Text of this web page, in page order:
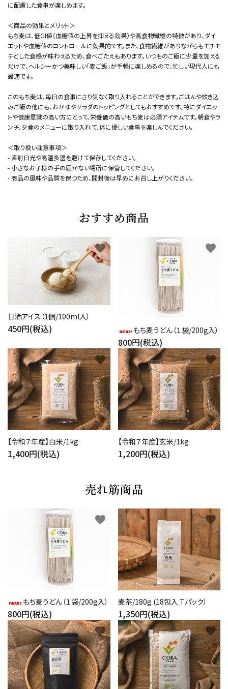
に配慮した食事が楽しめます。
＜商品の効果とメリット＞
もち麦は、低GI値（血糖値の上昇を抑える効果）や高食物繊維の特徴があり、ダイ
エットや血糖値のコントロールに効果的です。また、食物繊維がありながらもモチモ
チとした食感が味わえるため、食べごたえもあります。いつものご飯に少量を加える
だけで、ヘルシーかつ美味しい「麦ご飯」が手軽に楽しめるので、忙しい現代人にも
最適です。
このもち麦は、毎日の食事にさり気なく取り入れることができます。ごはんや炊き込
みご飯の他にも、おかゆやサラダのトッピングとしてもおすすめです。特にダイエッ
トや健康意識の高い方にとって、栄養価の高いもち麦は必須アイテムです。朝食やラ
ンチ、夕食のメニューに取り入れて、体に優しい食事を楽しんでください。
＜取り扱い注意事項＞
- 直射日光や高温多湿を避けて保存してください。
- 小さなお子様の手の届かない場所に保管してください。
- 商品の風味や品質を保つため、開封後は早めにお召し上がりください。
おすすめ商品
甘酒アイス（1個/100ml入）
450円(税込)
favorite
もち麦うどん（１袋/200g入）
800円(税込)
favorite
【令和７年産】白米/1kg
1,400円(税込)
favorite
【令和７年産】玄米/1kg
1,200円(税込)
favorite
売れ筋商品
もち麦うどん（１袋/200g入）
800円(税込)
favorite
麦茶/180g (18包入 Tパック）
1,350円(税込)
favorite
favorite favorite